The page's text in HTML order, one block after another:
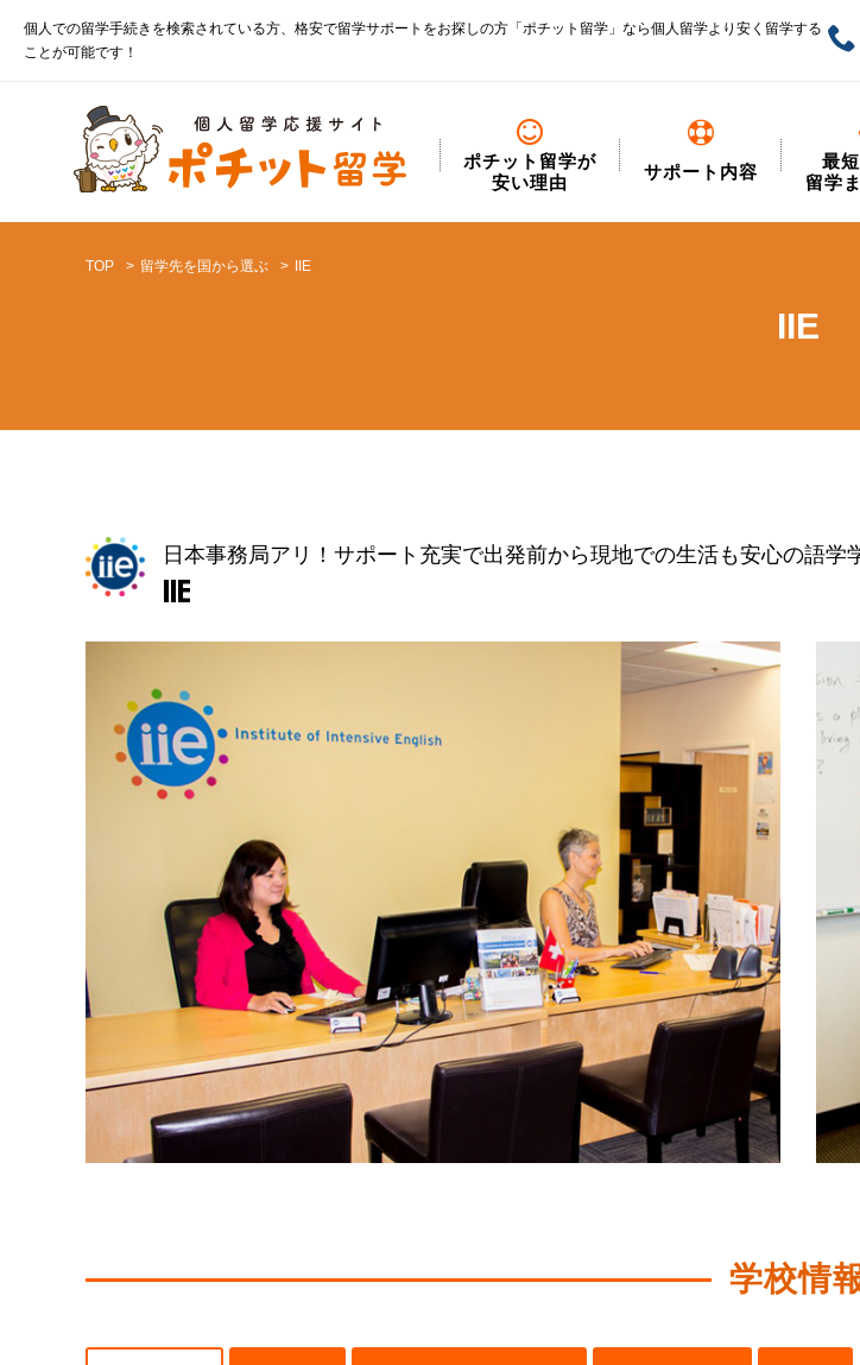
個人での留学手続きを検索されている方、格安で留学サポートをお探しの方「ポチット留学」なら個人留学より安く留学する
ことが可能です！
ポチット留学が
安い理由
サポート内容
最
留学
TOP 留学先を国から選ぶ IIE
IIE
日本事務局アリ！サポート充実で出発前から現地での生活も安心の語学
IIE
学校情